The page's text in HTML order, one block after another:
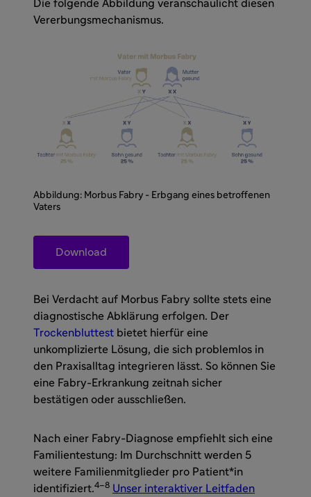
Die folgende Abbildung veranschaulicht diesen
Vererbungsmechanismus.
Abbildung: Morbus Fabry - Erbgang eines betroffenen
Vaters
Download
Bei Verdacht auf Morbus Fabry sollte stets eine
diagnostische Abklärung erfolgen. Der
Trockenbluttest bietet hierfür eine
unkomplizierte Lösung, die sich problemlos in
den Praxisalltag integrieren lässt. So können Sie
eine Fabry-Erkrankung zeitnah sicher
bestätigen oder ausschließen.
Nach einer Fabry-Diagnose empfiehlt sich eine
Familientestung: Im Durchschnitt werden 5
weitere Familienmitglieder pro Patient*in
identifiziert.4–8 Unser interaktiver Leitfaden